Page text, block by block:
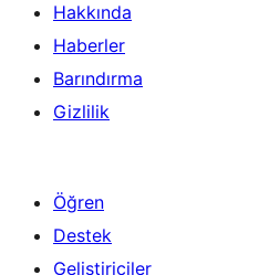
Hakkında
Haberler
Barındırma
Gizlilik
Öğren
Destek
Geliştiriciler